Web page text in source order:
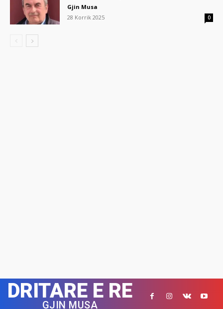
Gjin Musa
28 Korrik 2025
0
DRITARE E RE
GJIN MUSA